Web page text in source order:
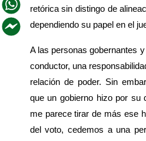
retórica sin distingo de
dependiendo su papel en el
A las personas gobernantes
conductor, una
relación de poder. Sin
que un gobierno hizo por su
me parece tirar de más ese
del voto, cedemos a una